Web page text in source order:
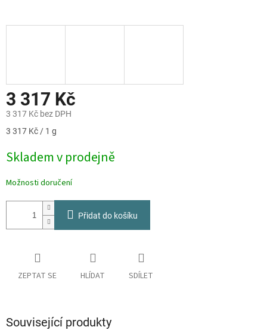
3 317 Kč
3 317 Kč bez DPH
Měrná
3 317 Kč / 1 g
Skladem v prodejně
Možnosti doručení
Přidat do košíku
ZEPTAT SE HLÍDAT SDÍLET
Související produkty